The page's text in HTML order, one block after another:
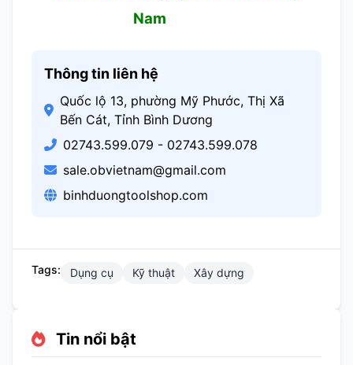
Nam
Thông tin liên hệ
Quốc lộ 13, phường Mỹ Phước, Thị Xã
Bến Cát, Tỉnh Bình Dương
02743.599.079 - 02743.599.078
sale.obvietnam@gmail.com
binhduongtoolshop.com
Tags: Dụng cụ Kỹ thuật Xây dựng
Tin nổi bật